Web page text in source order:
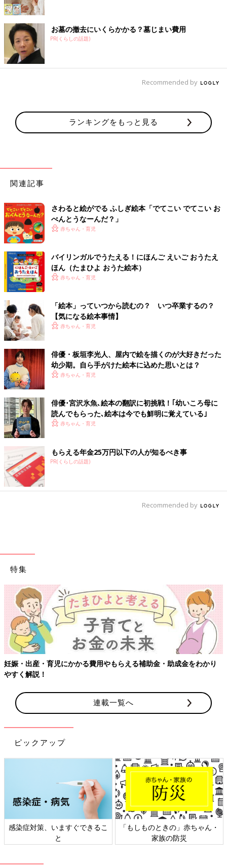
お墓の撤去にいくらかかる？墓じまい費用
PR(くらしの話題)
Recommended by
ランキングをもっと見る
関連記事
さわると絵がでる ふしぎ絵本「でてこい でてこい お
べんとうなーんだ？」
赤ちゃん・育児
バイリンガルでうたえる！にほんご えいご おうたえ
ほん（たまひよ おうた絵本）
赤ちゃん・育児
「絵本」っていつから読むの？ いつ卒業するの？
【気になる絵本事情】
赤ちゃん・育児
俳優・板垣李光人、屋内で絵を描くのが大好きだった
幼少期。自ら手がけた絵本に込めた思いとは？
赤ちゃん・育児
俳優･宮沢氷魚､絵本の翻訳に初挑戦！｢幼いころ母に
読んでもらった､絵本は今でも鮮明に覚えている｣
赤ちゃん・育児
もらえる年金25万円以下の人が知るべき事
PR(くらしの話題)
Recommended by
特集
【ワクチン接種できるものも】妊婦の感染症対策、知っておいて！
連載一覧へ
ピックアップ
日本外来小児科学会リーフレッ
ト検討会
六星占術 細木かおりさんの人生
相談